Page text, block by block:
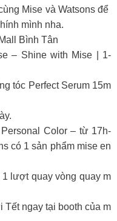
Mise và Watsons để
mình nha.
Bình Tân
– Shine with Mise | 1-
tóc Perfect Serum 15m
Color – từ 17h-
có 1 sản phẩm mise en
lượt quay vòng quay m
Tết ngay tại booth của m